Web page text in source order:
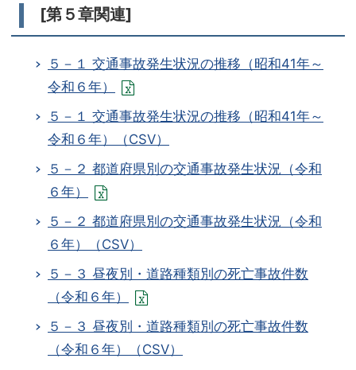
[第５章関連]
５－１ 交通事故発生状況の推移（昭和41年～
令和６年）
５－１ 交通事故発生状況の推移（昭和41年～
令和６年）（CSV）
５－２ 都道府県別の交通事故発生状況（令和
６年）
５－２ 都道府県別の交通事故発生状況（令和
６年）（CSV）
５－３ 昼夜別・道路種類別の死亡事故件数
（令和６年）
５－３ 昼夜別・道路種類別の死亡事故件数
（令和６年）（CSV）